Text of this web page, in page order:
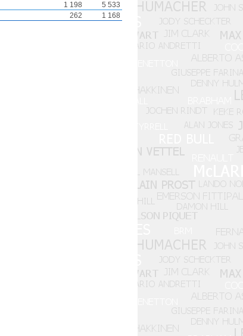
1 198
5 533
262 1 168